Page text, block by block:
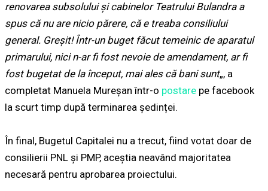
renovarea subsolului și cabinelor Teatrului Bulandra a
spus că nu are nicio părere, că e treaba consiliului
general. Greșit! Într-un buget făcut temeinic de aparatul
primarului, nici n-ar fi fost nevoie de amendament, ar fi
fost bugetat de la început, mai ales că bani sunt„, a
completat Manuela Mureșan într-o postare pe facebook
la scurt timp după terminarea ședinței.
În final, Bugetul Capitalei nu a trecut, fiind votat doar de
consilierii PNL și PMP, aceștia neavând majoritatea
necesară pentru aprobarea proiectului.